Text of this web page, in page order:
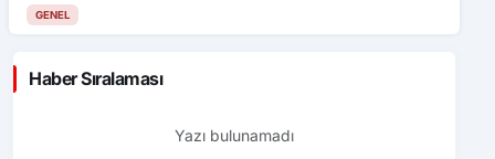
GENEL
Haber Sıralaması
Yazı bulunamadı